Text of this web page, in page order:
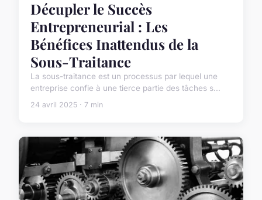
Décupler le Succès
Entrepreneurial : Les
Bénéfices Inattendus de la
Sous-Traitance
La sous-traitance est un processus par lequel une
entreprise confie à une tierce partie des tâches s...
24 avril 2025 · 7 min